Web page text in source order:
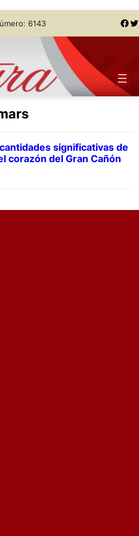
6143 Facebook Twitter
significativas de
corazón del Gran Cañón